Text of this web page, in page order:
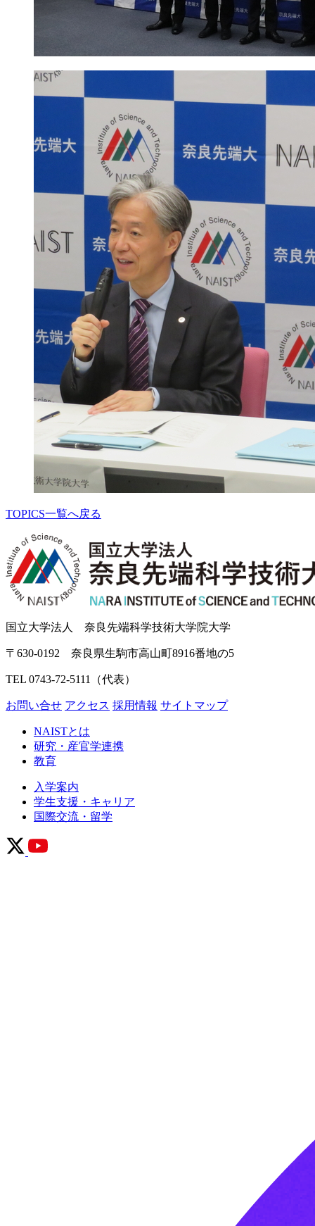
TOPICS一覧へ戻る
国立大学法人 奈良先端科学技術大学院大学
〒630-0192 奈良県生駒市高山町8916番地の5
TEL 0743-72-5111（代表）
お問い合せ アクセス 採用情報 サイトマップ
NAISTとは
研究・産官学連携
教育
入学案内
学生支援・キャリア
国際交流・留学